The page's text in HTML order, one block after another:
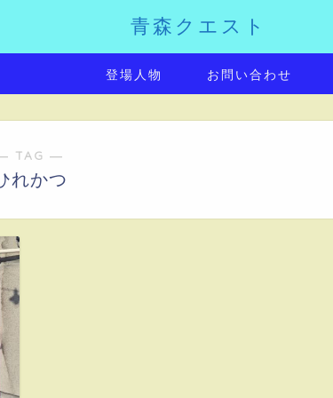
青森クエスト
登場人物 お問い合わせ
TAG ―
れかつ